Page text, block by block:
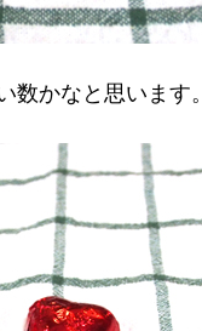
かなと思います。